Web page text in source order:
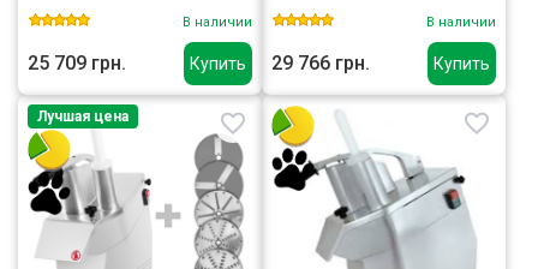
Купить
В наличии
25 709 грн. Купить
В наличии
29 766 грн.
Лучшая цена